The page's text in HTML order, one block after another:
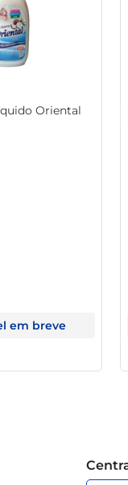
Oriental
em breve